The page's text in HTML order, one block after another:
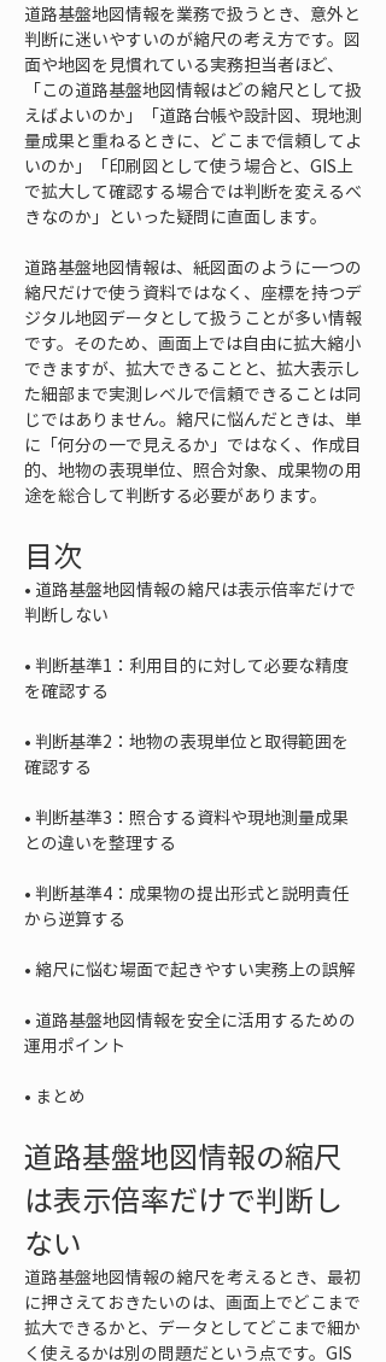
道路基盤地図情報を業務で扱うとき、意外と
判断に迷いやすいのが縮尺の考え方です。図
面や地図を見慣れている実務担当者ほど、
「この道路基盤地図情報はどの縮尺として扱
えばよいのか」「道路台帳や設計図、現地測
量成果と重ねるときに、どこまで信頼してよ
いのか」「印刷図として使う場合と、GIS上
で拡大して確認する場合では判断を変えるべ
きなのか」といった疑問に直面します。
道路基盤地図情報は、紙図面のように一つの
縮尺だけで使う資料ではなく、座標を持つデ
ジタル地図データとして扱うことが多い情報
です。そのため、画面上では自由に拡大縮小
できますが、拡大できることと、拡大表示し
た細部まで実測レベルで信頼できることは同
じではありません。縮尺に悩んだときは、単
に「何分の一で見えるか」ではなく、作成目
的、地物の表現単位、照合対象、成果物の用
途を総合して判断する必要があります。
目次
• 道路基盤地図情報の縮尺は表示倍率だけで
• 判断基準1：利用目的に対して必要な精度
• 判断基準2：地物の表現単位と取得範囲を
• 判断基準3：照合する資料や現地測量成果
• 判断基準4：成果物の提出形式と説明責任
•
• 道路基盤地図情報を安全に活用するための
• まとめ
道路基盤地図情報の縮尺
は表示倍率だけで判断し
ない
道路基盤地図情報の縮尺を考えるとき、最初
に押さえておきたいのは、画面上でどこまで
拡大できるかと、データとしてどこまで細か
く使えるかは別の問題だという点です。GIS